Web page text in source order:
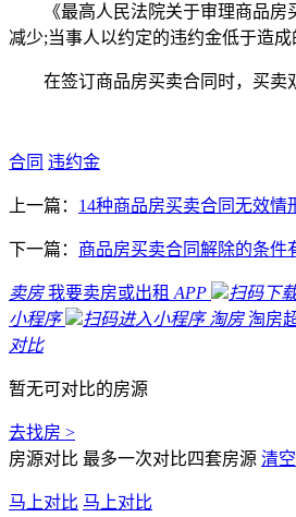
《最高人民法院关于审理商品
减少;当事人以约定的违约金低于造
在签订商品房买卖合同时，买卖
合同 违约金
上一篇： 14种商品房买卖合同无效情
下一篇： 商品房买卖合同解除的条件
卖房 我要卖房或出租 APP
扫码下
小程序
扫码进入小程序 淘房 淘房
对比
暂无可对比的房源
去找房 >
房源对比 最多一次对比四套房源 清空
马上对比 马上对比